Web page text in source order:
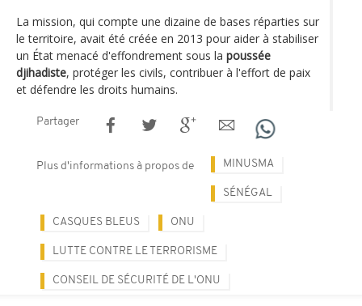
La mission, qui compte une dizaine de bases réparties sur
le territoire, avait été créée en 2013 pour aider à stabiliser
un État menacé d'effondrement sous la poussée
djihadiste, protéger les civils, contribuer à l'effort de paix
et défendre les droits humains.
Partager
Plus d'informations à propos de MINUSMA
SÉNÉGAL
CASQUES BLEUS ONU
LUTTE CONTRE LE TERRORISME
CONSEIL DE SÉCURITÉ DE L'ONU